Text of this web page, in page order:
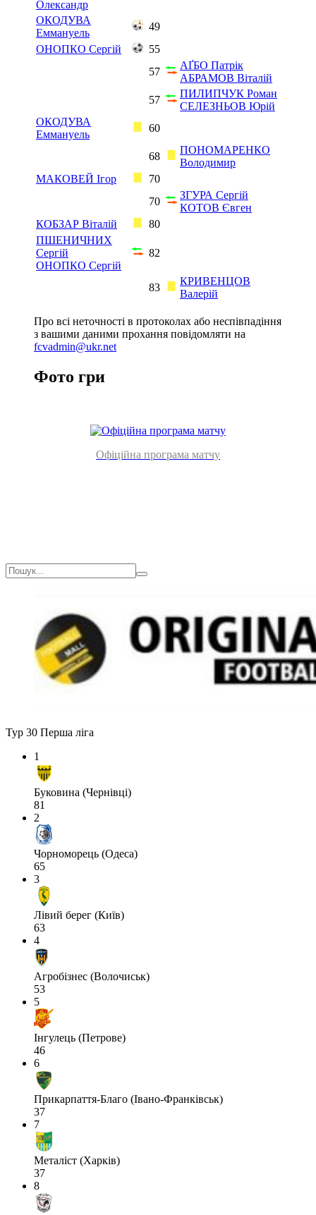
Олександр
ОКОДУВА
Еммануель
49
ОНОПКО Сергій
55
57
АҐБО Патрік
АБРАМОВ Віталій
57
ПИЛИПЧУК Роман
СЕЛЕЗНЬОВ Юрій
ОКОДУВА
Еммануель
60
68
ПОНОМАРЕНКО
Володимир
МАКОВЕЙ Ігор
70
70
ЗГУРА Сергій
КОТОВ Євген
КОБЗАР Віталій
80
ПШЕНИЧНИХ
Сергій
ОНОПКО Сергій
82
83
КРИВЕНЦОВ
Валерій
Про всі неточності в протоколах або неспівпадіння
з вашими даними прохання повідомляти на
fcvadmin@ukr.net
Фото гри
Офіційна програма матчу
Тур 30 Перша ліга
1
Буковина (Чернівці)
81
2
Чорноморець (Одеса)
65
3
Лівий берег (Київ)
63
4
Агробізнес (Волочиськ)
53
5
Інгулець (Петрове)
46
6
Прикарпаття-Благо (Івано-Франківськ)
37
7
Металіст (Харків)
37
8